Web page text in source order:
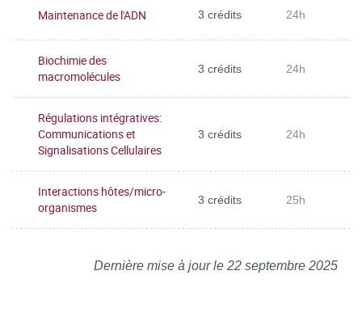
Maintenance de l'ADN 3 crédits 24h
Biochimie des
macromolécules
3 crédits 24h
Régulations intégratives:
Communications et
Signalisations Cellulaires
3 crédits 24h
Interactions hôtes/micro-
organismes
3 crédits 25h
Dernière mise à jour le 22 septembre 2025